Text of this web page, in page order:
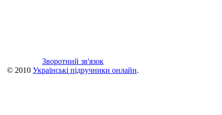
Зворотний зв'язок
© 2010 Українські підручники онлайн.